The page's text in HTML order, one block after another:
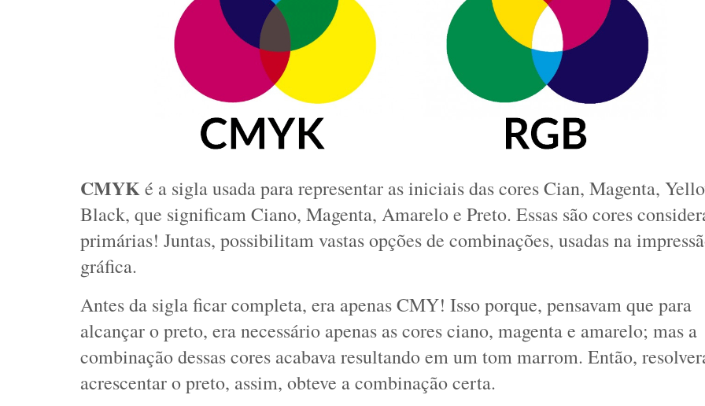
CMYK é a sigla usada para representar as iniciais das cores Cian, Magenta,
Black, que significam Ciano, Magenta, Amarelo e Preto. Essas são cores
primárias! Juntas, possibilitam vastas opções de combinações, usadas na
gráfica.
Antes da sigla ficar completa, era apenas CMY! Isso porque, pensavam que para
alcançar o preto, era necessário apenas as cores ciano, magenta e amarelo; mas a
combinação dessas cores acabava resultando em um tom marrom. Então,
acrescentar o preto, assim, obteve a combinação certa.